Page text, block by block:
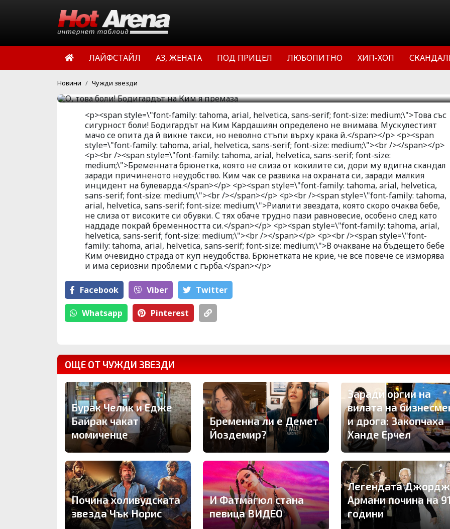
ЛАЙФСТАЙЛ АЗ, ЖЕНАТА ПОД ПРИЦЕЛ ЛЮБОПИТНО ХИП-ХОП
Новини Чужди звезди
премаза
Това със сигурност боли! Бодигардът на Ким Кардашиян
определено не внимава. Мускулестият мачо се опита да й
викне такси, но неволно стъпи върху крака й.
HotArena.net
<p><span style=\"font-family: tahoma, arial, helvetica, sans-serif; font-size: medium;\">Това със
сигурност боли! Бодигардът на Ким Кардашиян определено не внимава. Мускулестият
мачо се опита да й викне такси, но неволно стъпи върху крака й.</span></p> <p><span
style=\"font-family: tahoma, arial, helvetica, sans-serif; font-size: medium;\"><br /></span></p>
<p><br /><span style=\"font-family: tahoma, arial, helvetica, sans-serif; font-size:
medium;\">Бременната брюнетка, която не слиза от кокилите си, дори му вдигна скандал
заради причиненото неудобство. Ким чак се развика на охраната си, заради малкия
инцидент на булеварда.</span></p> <p><span style=\"font-family: tahoma, arial, helvetica,
sans-serif; font-size: medium;\"><br /></span></p> <p><br /><span style=\"font-family: tahoma,
arial, helvetica, sans-serif; font-size: medium;\">Риалити звездата, която скоро очаква бебе,
не слиза от високите си обувки. С тях обаче трудно пази равновесие, особено след като
наддаде покрай бременността си.</span></p> <p><span style=\"font-family: tahoma, arial,
helvetica, sans-serif; font-size: medium;\"><br /></span></p> <p><br /><span style=\"font-
family: tahoma, arial, helvetica, sans-serif; font-size: medium;\">В очакване на бъдещето бебе
Ким очевидно страда от куп неудобства. Брюнетката не крие, че все повече се изморява
и има сериозни проблеми с гърба.</span></p>
Facebook Viber Тwitter
Whatsapp Pinterest
ОЩЕ ОТ ЧУЖДИ ЗВЕЗДИ
Бурак Челик и Едже
Байрак чакат
момиченце
Бременна ли е Демет
Йоздемир?
Заради оргии на
вилата на
и дрога: Закопчаха
Ханде Ерчел
Почина холивудската
звезда Чък Норис
И Фатмагюл стана
певица ВИДЕО
Легендата
Армани почина на
години